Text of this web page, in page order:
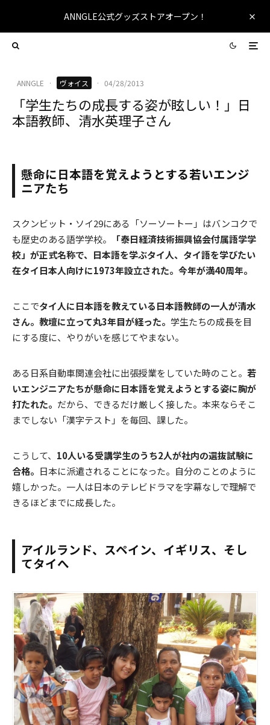
ANNGLE公式グッズストアオープン！
ANNGLE · ヴォイス · 04/28/2013
「学生たちの成長する姿が眩しい！」日
本語教師、清水英理子さん
懸命に日本語を覚えようとする若いエンジ
ニアたち
スクンビット・ソイ29にある「ソーソートー」はバンコクで
も歴史のある語学学校。
「泰日経済技術振興協会付属語学学
校」が正式名称で、日本語を学ぶタイ人、タイ語を学びたい
在タイ日本人向けに1973年設立された。今年が満40周年。
ここでタイ人に日本語を教えている日本語教師の一人が清水
さん。教壇に立って丸3年目が経った。 学生たちの成長を目
にする度に、やりがいを感じてやまない。
ある日系自動車関連会社に出張授業をしていた時のこと。 若
いエンジニアたちが懸命に日本語を覚えようとする姿に胸が
打たれた。 だから、できるだけ厳しく接した。本来ならそこ
までしない「漢字テスト」を毎回、課した。
こうして、 10人いる受講学生のうち2人が社内の選抜試験に
合格。 日本に派遣されることになった。自分のことのように
嬉しかった。一人は日本のテレビドラマを字幕なしで理解で
きるほどまでに成長した。
アイルランド、スペイン、イギリス、そし
てタイへ